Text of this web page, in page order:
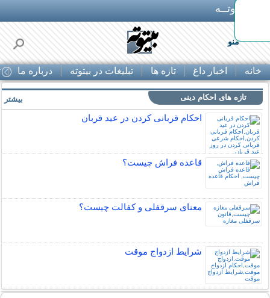
بـیتوتــه
منو
خانه اخبار داغ تازه ها تبلیغات در بیتوته درباره ما
تازه های احکام دینی
احکام قربانی کردن در عید قربان
قاعده فراش چیست؟
معنای سرقفلی و کفالت چیست؟
شرایط ازدواج موقت
بیشتر